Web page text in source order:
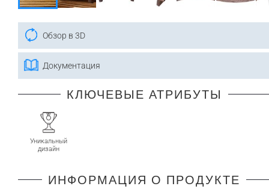
Обзор в 3D
Документация
КЛЮЧЕВЫЕ АТРИБУТЫ
Уникальный
дизайн
ИНФОРМАЦИЯ О ПРОДУКТЕ